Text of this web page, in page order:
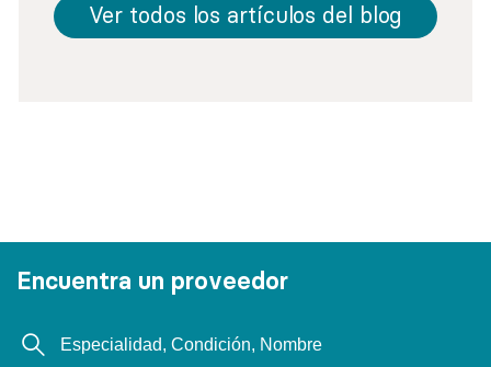
Ver todos los artículos del blog
Encuentra un proveedor